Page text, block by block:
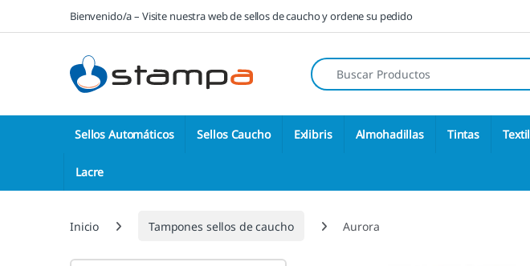
Saltar a la navegación
Saltar al contenidoBienvenido/a – Visite nuestra web de sellos de caucho y ordene su pedido
Búsqueda de:
Sellos Automáticos Sellos Caucho Exlibris Almohadillas Tintas Textil
Lacre
Inicio Tampones sellos de caucho Aurora